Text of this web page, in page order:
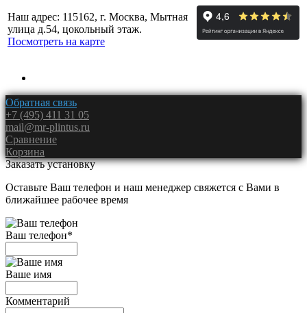
Наш адрес: 115162, г. Москва, Мытная
улица д.54, цокольный этаж.
Посмотреть на карте
Обратная связь
+7 (495) 411 31 05
mail@mr-plintus.ru
Сравнение
Корзина
Заказать установку
Оставьте Ваш телефон и наш менеджер свяжется с Вами в
ближайшее рабочее время
Ваш телефон*
Ваше имя
Комментарий